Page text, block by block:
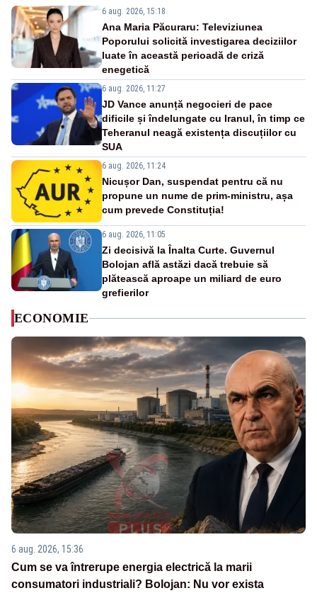
6 aug. 2026, 15:18
Ana Maria Păcuraru: Televiziunea
Poporului solicită investigarea deciziilor
luate în această perioadă de criză
enegetică
6 aug. 2026, 11:27
JD Vance anunță negocieri de pace
dificile și îndelungate cu Iranul, în timp ce
Teheranul neagă existența discuțiilor cu
SUA
6 aug. 2026, 11:24
Nicușor Dan, suspendat pentru că nu
propune un nume de prim-ministru, așa
cum prevede Constituția!
6 aug. 2026, 11:05
Zi decisivă la Înalta Curte. Guvernul
Bolojan află astăzi dacă trebuie să
plătească aproape un miliard de euro
grefierilor
ECONOMIE
6 aug. 2026, 15:36
Cum se va întrerupe energia electrică la marii
consumatori industriali? Bolojan: Nu vor exista